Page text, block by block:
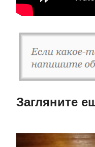
Загляните